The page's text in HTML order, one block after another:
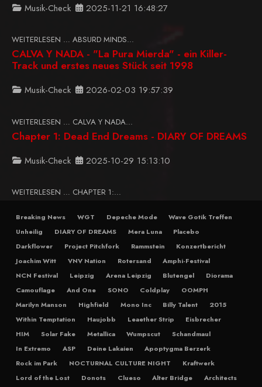
Musik-Check 2025-11-21 16:48:27
WEITERLESEN … ABSURD MINDS...
CALVA Y NADA - "La Pura Mierda" - ein Killer-
Track und erstes neues Stück seit 1998
Musik-Check 2026-02-03 19:57:39
WEITERLESEN … CALVA Y NADA...
Chapter 1: Dead End Dreams - DIARY OF DREAMS
Musik-Check 2025-10-29 15:13:10
WEITERLESEN … CHAPTER 1:...
Breaking News WGT Depeche Mode
Wave Gotik Treffen
Unheilig
DIARY OF DREAMS Mera Luna
Placebo
Darkflower
Project Pitchfork Rammstein
Konzertbericht
Joachim Witt
VNV Nation Rotersand
Amphi-Festival
NCN Festival
Leipzig Arena Leipzig Blutengel
Diorama
Camouflage
And One SONO Coldplay
OOMPH
Marilyn Manson
Highfield Mono Inc Billy Talent
2015
Within Temptation
Haujobb Leaether Strip
Eisbrecher
HIM
Solar Fake Metallica Wumpscut
Schandmaul
In Extremo
ASP Deine Lakaien
Apoptygma Berzerk
Rock im Park
NOCTURNAL CULTURE NIGHT
Kraftwerk
Lord of the Lost
Donots Clueso Alter Bridge
Architects